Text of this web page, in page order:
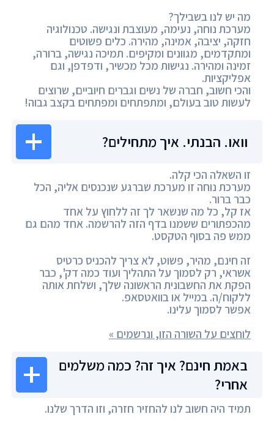
מה יש לנו בשבילך?
מערכת נוחה, נעימה, מעוצבת ונגישה. טכנולוגיה
חזקה, יציבה, אמינה, מהירה. כלים פשוטים
ומתקדמים, מגוונים ומקיפים. תמיכה נגישה, ברורה,
זמינה ומהירה. נגישות מכל מכשיר, ודפדפן, וגם
אפליקציות.
והכי חשוב, חברה של נשים וגברים חיוביים, שרוצים
לעשות טוב בעולם, ומתפתחים ומפתחים בקצב גבוה!
וואו. הבנתי. איך מתחילים?
זו השאלה הכי קלה.
מערכת נוחה זו מערכת שברגע שנכנסים אליה, הכל
כבר ברור.
אז קל, כל מה שנשאר לך זה ללחוץ על אחד
מהכפתורים ששמנו בדף הזה להרשמה. אחד מהם גם
ממש פה בסוף הטקסט.
זה חינם, מהיר, פשוט, לא צריך להכניס כרטיס
אשראי, רק לסמוך על התהליך ועוד כמה דק', כבר
הפקת את החשבונית הראשונה שלך, ושלחת אותה
ללקוח/ה. במייל או בוואטסאפ.
אפשר לסמוך עלינו.
לוחצים על השורה הזו, ונרשמים »
באמת חינם? איך זה? כמה משלמים
אחרי?
תמיד היה חשוב לנו להחזיר חזרה, וזו הדרך שלנו.